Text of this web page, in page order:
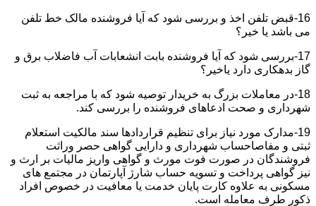
16-قبض تلفن اخذ و بررسی شود که آیا فروشنده مالک خط تلفن
می باشد یا خیر؟
17-بررسی شود که آیا فروشنده بابت انشعابات آب فاضلاب برق و
گاز بدهکاری دارد یاخیر؟
18-در معاملات بزرگ به خریدار توصیه شود که با مراجعه به ثبت
شهرداری و صحت ادعاهای فروشنده را بررسی کند.
19-مدارک مورد نیاز برای تنظیم قراردادها سند مالکیت استعلام
ثبتی و مفاصاحساب شهرداری و دارایی گواهی حصر وراثت
فروشندگان در صورت فوت مورث و گواهی واریز مالیات بر ارث و
نیز گواهی پرداخت و تسویه حساب شارژ آپارتمان در مجتمع های
مسکونی به علاوه کارت پایان خدمت یا معافیت در خصوص افراد
ذکور طرف معامله است.